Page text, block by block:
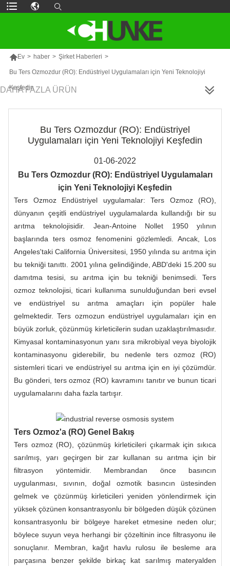
Ev > haber > Şirket Haberleri >
Bu Ters Ozmozdur (RO): Endüstriyel Uygulamaları için Yeni Teknolojiyi
Keşfedin
DAHA FAZLA ÜRÜN
Bu Ters Ozmozdur (RO): Endüstriyel
Uygulamaları için Yeni Teknolojiyi Keşfedin
01-06-2022
Bu Ters Ozmozdur (RO): Endüstriyel Uygulamaları
için Yeni Teknolojiyi Keşfedin
Ters Ozmoz Endüstriyel uygulamalar: Ters Ozmoz (RO),
dünyanın çeşitli endüstriyel uygulamalarda kullandığı bir su
arıtma teknolojisidir. Jean-Antoine Nollet 1950 yılının
başlarında ters osmoz fenomenini gözlemledi. Ancak, Los
Angeles'taki California Üniversitesi, 1950 yılında su arıtma için
bu tekniği tanıttı. 2001 yılına gelindiğinde, ABD'deki 15.200 su
damıtma tesisi, su arıtma için bu tekniği benimsedi. Ters
ozmoz teknolojisi, ticari kullanıma sunulduğundan beri evsel
ve endüstriyel su arıtma amaçları için popüler hale
gelmektedir. Ters ozmozun endüstriyel uygulamaları için en
büyük zorluk, çözünmüş kirleticilerin sudan uzaklaştırılmasıdır.
Kimyasal kontaminasyonun yanı sıra mikrobiyal veya biyolojik
kontaminasyonu giderebilir, bu nedenle ters ozmoz (RO)
sistemleri ticari ve endüstriyel su arıtma için en iyi çözümdür.
Bu gönderi, ters ozmoz (RO) kavramını tanıtır ve bunun ticari
uygulamalarını daha fazla tartışır.
Ters Ozmoz'a (RO) Genel Bakış
Ters ozmoz (RO), çözünmüş kirleticileri çıkarmak için sıkıca
sarılmış, yarı geçirgen bir zar kullanan su arıtma için bir
filtrasyon yöntemidir. Membrandan önce basıncın
uygulanması, sıvının, doğal ozmotik basıncın üstesinden
gelmek ve çözünmüş kirleticileri yeniden yönlendirmek için
yüksek çözünen konsantrasyonlu bir bölgeden düşük çözünen
konsantrasyonlu bir bölgeye hareket etmesine neden olur;
böylece suyun veya herhangi bir çözeltinin ince filtrasyonu ile
sonuçlanır. Membran, kağıt havlu rulosu ile besleme ara
parçasına benzer şekilde birkaç kat sarılmış materyalden